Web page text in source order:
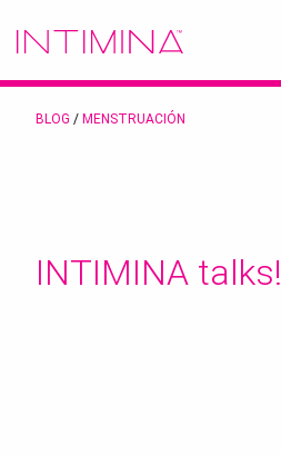
BLOG / MENSTRUACIÓN
INTIMINA talks!